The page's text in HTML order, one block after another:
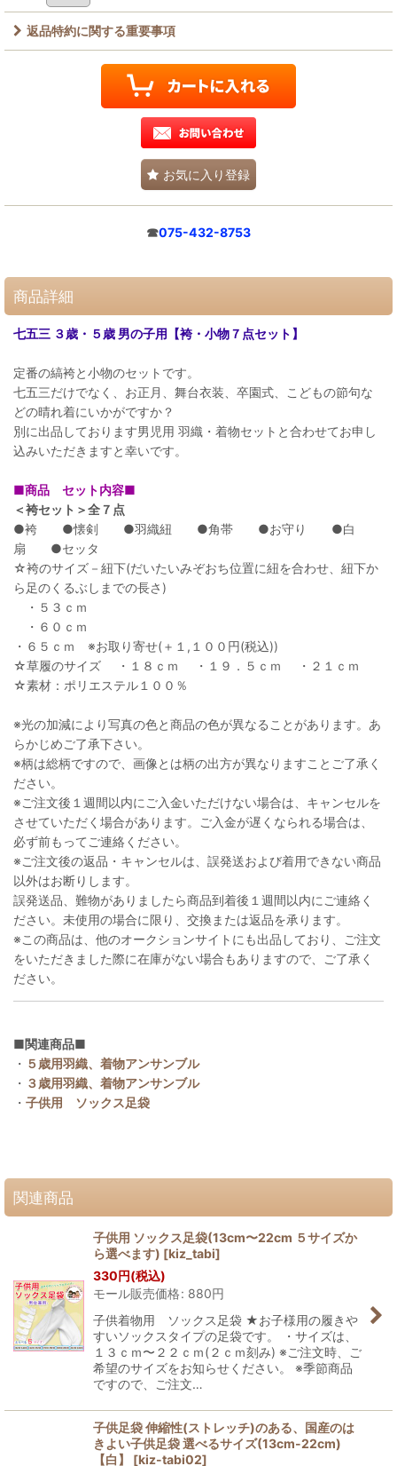
返品特約に関する重要事項
お気に入り登録
☎075-432-8753
商品詳細
七五三 ３歳・５歳 男の子用【袴・小物７点セット】
定番の縞袴と小物のセットです。
七五三だけでなく、お正月、舞台衣装、卒園式、こどもの節句な
どの晴れ着にいかがですか？
別に出品しております男児用 羽織・着物セットと合わせてお申し
込みいただきますと幸いです。
■商品 セット内容■
＜袴セット＞全７点
●袴 ●懐剣 ●羽織紐 ●角帯 ●お守り ●白
扇 ●セッタ
☆袴のサイズ－紐下(だいたいみぞおち位置に紐を合わせ、紐下か
ら足のくるぶしまでの長さ)
・５３ｃｍ
・６０ｃｍ
・６５ｃｍ ※お取り寄せ(＋１,１００円(税込))
☆草履のサイズ ・１８ｃｍ ・１９．５ｃｍ ・２１ｃｍ
☆素材：ポリエステル１００％
※光の加減により写真の色と商品の色が異なることがあります。あ
らかじめご了承下さい。
※柄は総柄ですので、画像とは柄の出方が異なりますことご了承く
ださい。
※ご注文後１週間以内にご入金いただけない場合は、キャンセルを
させていただく場合があります。ご入金が遅くなられる場合は、
必ず前もってご連絡ください。
※ご注文後の返品・キャンセルは、誤発送および着用できない商品
以外はお断りします。
誤発送品、難物がありましたら商品到着後１週間以内にご連絡く
ださい。未使用の場合に限り、交換または返品を承ります。
※この商品は、他のオークションサイトにも出品しており、ご注文
をいただきました際に在庫がない場合もありますので、ご了承く
ださい。
■関連商品■
・ ５歳用羽織、着物アンサンブル
・ ３歳用羽織、着物アンサンブル
・ 子供用 ソックス足袋
関連商品
子供用 ソックス足袋(13cm〜22cm ５サイズか
ら選べます) [kiz_tabi]
330円(税込)
モール販売価格: 880円
子供着物用 ソックス足袋 ★お子様用の履きや
すいソックスタイプの足袋です。 ・サイズは、
１３ｃｍ〜２２ｃｍ(２ｃｍ刻み) ※ご注文時、ご
希望のサイズをお知らせください。 ※季節商品
ですので、ご注文…
子供足袋 伸縮性(ストレッチ)のある、国産のは
きよい子供足袋 選べるサイズ(13cm-22cm)
【白】
[kiz-tabi02]